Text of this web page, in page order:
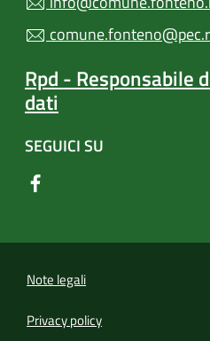
Rpd - Responsabile
dati
SEGUICI SU
Note legali
Privacy policy